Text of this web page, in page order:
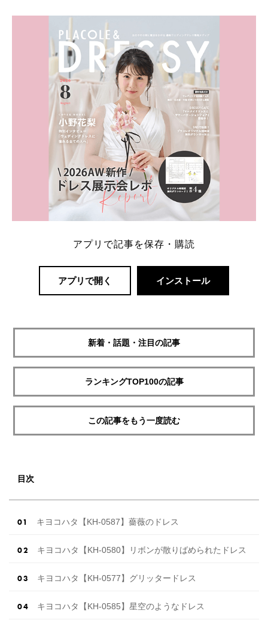
アプリで記事を保存・購読
アプリで開く インストール
新着・話題・注目の記事
ランキングTOP100の記事
この記事をもう一度読む
目次
キヨコハタ【KH-0587】薔薇のドレス
キヨコハタ【KH-0580】リボンが散りばめられたドレス
キヨコハタ【KH-0577】グリッタードレス
キヨコハタ【KH-0585】星空のようなドレス